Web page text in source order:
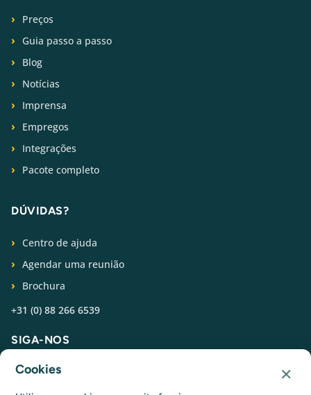
Preços
Guia passo a passo
Blog
Notícias
Imprensa
Empregos
Integrações
Pacote completo
DÚVIDAS?
Centro de ajuda
Agendar uma reunião
Brochura
+31 (0) 88 266 6539
SIGA-NOS
Cookies ×